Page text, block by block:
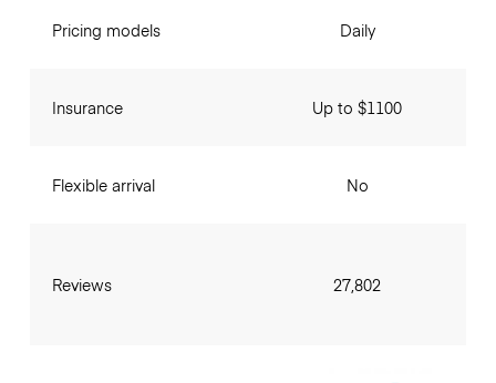
Pricing models
Insurance
Flexible arrival
Reviews
Daily
Up to $1100
No
27,802